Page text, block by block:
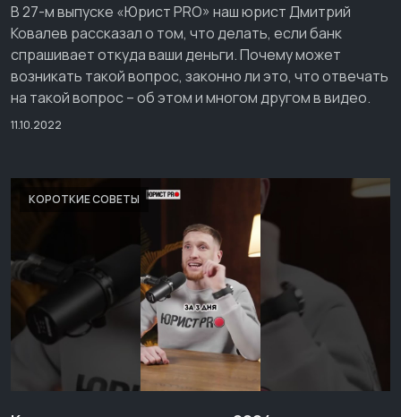
В 27-м выпуске «Юрист PRO» наш юрист Дмитрий
Ковалев рассказал о том, что делать, если банк
спрашивает откуда ваши деньги. Почему может
возникать такой вопрос, законно ли это, что отвечать
на такой вопрос – об этом и многом другом в видео.
11.10.2022
КОРОТКИЕ СОВЕТЫ